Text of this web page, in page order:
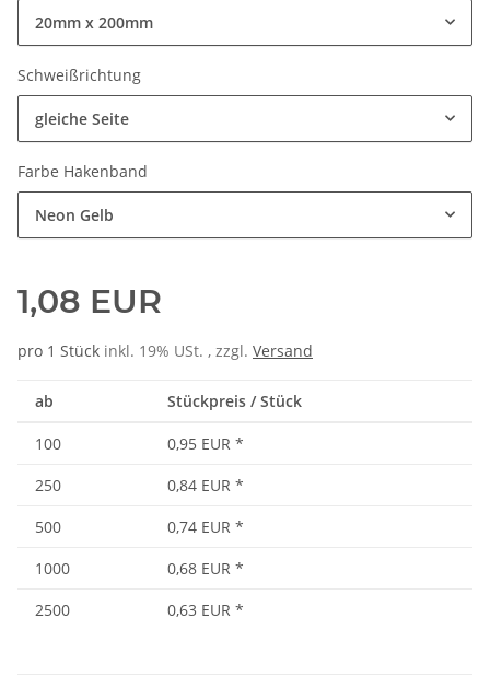
20mm x 200mm
Schweißrichtung
gleiche Seite
Farbe Hakenband
Neon Gelb
1,08 EUR
pro 1 Stück inkl. 19% USt. , zzgl. Versand
ab Stückpreis / Stück
100 0,95 EUR *
250
0,84 EUR *
500
0,74 EUR *
1000
0,68 EUR *
2500
0,63 EUR *